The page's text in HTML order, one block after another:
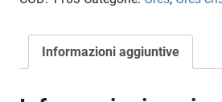
blu
Informazioni aggiuntive